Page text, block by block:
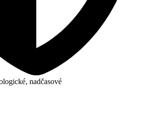
nadčasové